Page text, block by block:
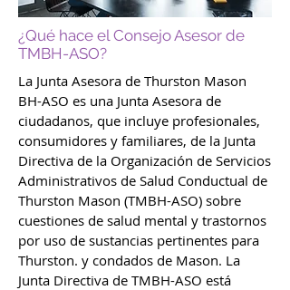
¿Qué hace el Consejo Asesor de
TMBH-ASO?
La Junta Asesora de Thurston Mason
BH-ASO es una Junta Asesora de
ciudadanos, que incluye profesionales,
consumidores y familiares, de la Junta
Directiva de la Organización de Servicios
Administrativos de Salud Conductual de
Thurston Mason (TMBH-ASO) sobre
cuestiones de salud mental y trastornos
por uso de sustancias pertinentes para
Thurston. y condados de Mason. La
Junta Directiva de TMBH-ASO está